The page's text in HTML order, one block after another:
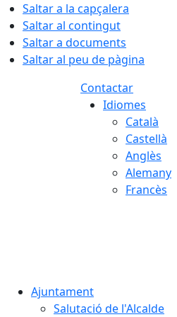
Saltar a la capçalera
Saltar al contingut
Saltar a documents
Saltar al peu de pàgina
Contactar
Idiomes
Català
Castellà
Anglès
Alemany
Francès
Ajuntament
Salutació de l'Alcalde